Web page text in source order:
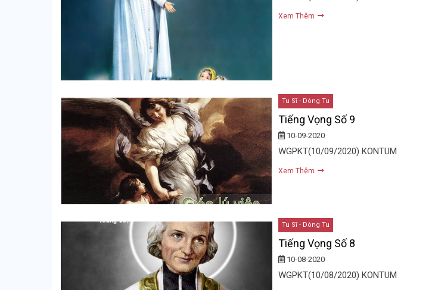
Xem Thêm
Tu Sĩ - Dòng Tu
Tiếng Vọng Số 9
10-09-2020
WGPKT(10/09/2020) KONTUM
Xem Thêm
Tu Sĩ - Dòng Tu
Tiếng Vọng Số 8
10-08-2020
WGPKT(10/08/2020) KONTUM